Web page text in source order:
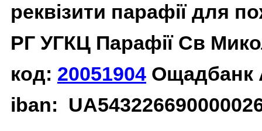
реквізити парафії для
РГ УГКЦ Парафії Св
код: 20051904 Ощадбанк
iban: